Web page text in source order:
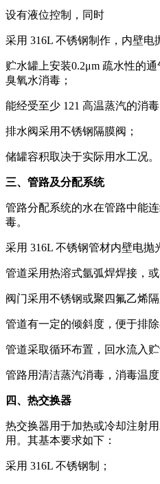
设有液位控制，同时
采用 316L 不锈钢制作，内壁电
贮水罐上安装0.2μm 疏水性的
臭氧水消毒；
能经受至少 121 高温蒸汽的消毒
排水阀采用不锈钢隔膜阀；
储罐容积取决于实际用水工况。
三、管路及分配系统
管路分配系统的水在管路中能
毒。
采用 316L 不锈钢管材内壁电抛
管道采用热溶式氩弧焊焊接，
阀门采用不锈钢或聚四氟乙烯
管道有一定的倾斜度，便于排除
管道采取循环布置，回水流入贮
管路用清洁蒸汽消毒，消毒温度
四、热交换器
热交换器用于加热或冷却注射
用。其基本要求如下：
采用 316L 不锈钢制；